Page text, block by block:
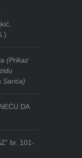
(Prikaz
Sarića)
DA
br. 101-